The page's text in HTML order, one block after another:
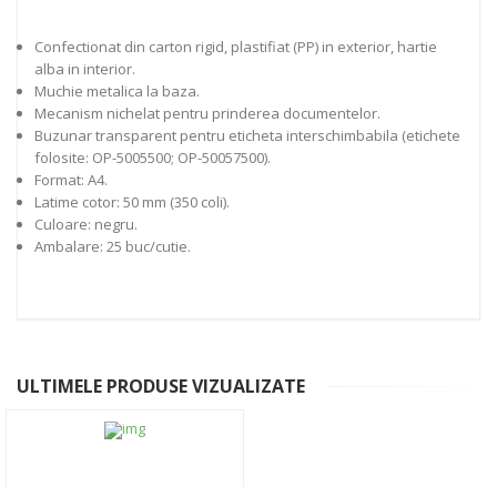
Confectionat din carton rigid, plastifiat (PP) in exterior, hartie
alba in interior.
Muchie metalica la baza.
Mecanism nichelat pentru prinderea documentelor.
Buzunar transparent pentru eticheta interschimbabila (etichete
folosite: OP-5005500; OP-50057500).
Format: A4.
Latime cotor: 50 mm (350 coli).
Culoare: negru.
Ambalare: 25 buc/cutie.
ULTIMELE PRODUSE VIZUALIZATE